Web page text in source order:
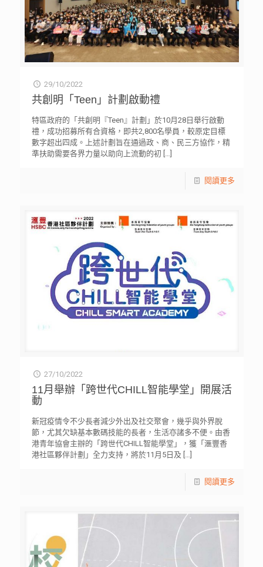
29/10/2022
共創明「Teen」計劃啟動禮
特區政府的「共創明『Teen』計劃」於10月28日舉行啟動
禮，成功招募所有合資格，即共2,800名學員，較原定目標
數字超出四成。上述計劃旨在通過政、商、民三方協作，精
準扶助需要各界力量以助向上流動的初 […]
閱讀更多
27/10/2022
11月舉辦「跨世代CHILL智能學堂」開展活
動
新冠疫情令不少長者減少外出及社交聚會，幾乎與外界脫
節，尤其⽋缺基本數碼技能的長者，⽣活亦諸多不便。由香
港青年協會主辦的「跨世代CHILL智能學堂」，獲「滙豐香
港社區夥伴計劃」全力支持，將於11月5日及 […]
閱讀更多